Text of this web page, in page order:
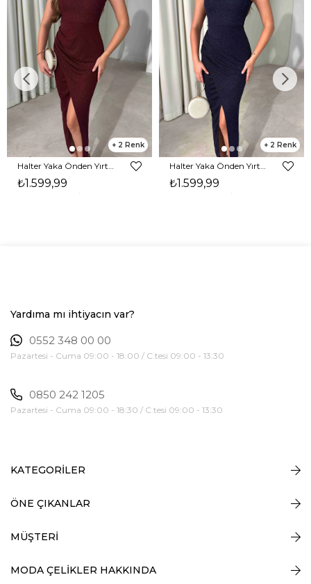
2
₺1.599,99
2
₺1.599,99
Yardıma mı ihtiyacın var?
0552 348 00 00
Pazartesi - Cuma 09:00 - 18:00 / C.tesi 09:00 - 13:30
0850 242 1205
Pazartesi - Cuma 09:00 - 18:30 / C.tesi 09:00 - 13:30
KATEGORİLER
ÖNE ÇIKANLAR
MÜŞTERİ
MODA ÇELİKLER HAKKINDA